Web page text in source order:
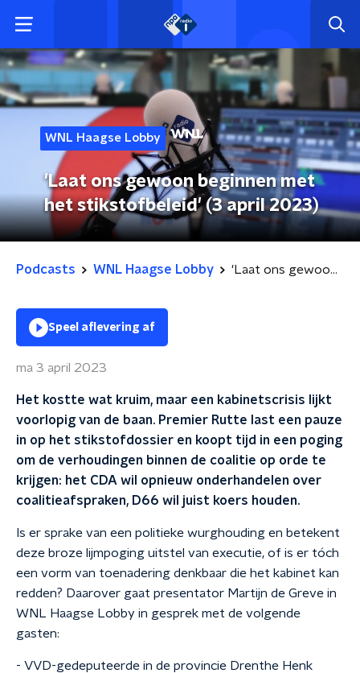
WNL Haagse Lobby
'Laat ons gewoon beginnen met
het stikstofbeleid' (3 april 2023)
Podcasts WNL Haagse Lobby 'Laat ons gewoon beginnen met het stikstofbeleid' (3 april 2023)
Speel aflevering af
ma 3 april 2023
Het kostte wat kruim, maar een kabinetscrisis lijkt
voorlopig van de baan. Premier Rutte last een pauze
in op het stikstofdossier en koopt tijd in een poging
om de verhoudingen binnen de coalitie op orde te
krijgen: het CDA wil opnieuw onderhandelen over
coalitieafspraken, D66 wil juist koers houden.
Is er sprake van een politieke wurghouding en betekent
deze broze lijmpoging uitstel van executie, of is er tóch
een vorm van toenadering denkbaar die het kabinet kan
redden? Daarover gaat presentator Martijn de Greve in
WNL Haagse Lobby in gesprek met de volgende
gasten:
- VVD-gedeputeerde in de provincie Drenthe Henk